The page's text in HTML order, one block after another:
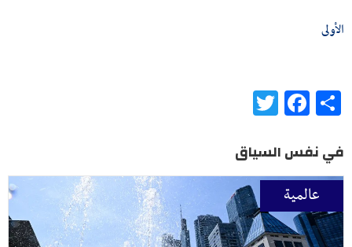
الأولى
Share
Facebook
في نفس السياق
عالمية